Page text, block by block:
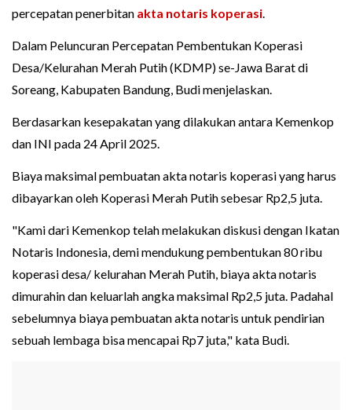
percepatan penerbitan akta notaris koperasi.
Dalam Peluncuran Percepatan Pembentukan Koperasi
Desa/Kelurahan Merah Putih (KDMP) se-Jawa Barat di
Soreang, Kabupaten Bandung, Budi menjelaskan.
Berdasarkan kesepakatan yang dilakukan antara Kemenkop
dan INI pada 24 April 2025.
Biaya maksimal pembuatan akta notaris koperasi yang harus
dibayarkan oleh Koperasi Merah Putih sebesar Rp2,5 juta.
"Kami dari Kemenkop telah melakukan diskusi dengan Ikatan
Notaris Indonesia, demi mendukung pembentukan 80 ribu
koperasi desa/ kelurahan Merah Putih, biaya akta notaris
dimurahin dan keluarlah angka maksimal Rp2,5 juta. Padahal
sebelumnya biaya pembuatan akta notaris untuk pendirian
sebuah lembaga bisa mencapai Rp7 juta," kata Budi.